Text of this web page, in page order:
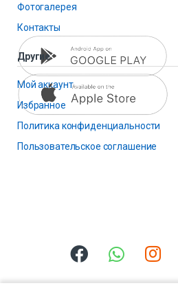
Фотогалерея
Контакты
Другие
Мой аккаунт
Избранное
Политика конфиденциальности
Пользовательское соглашение